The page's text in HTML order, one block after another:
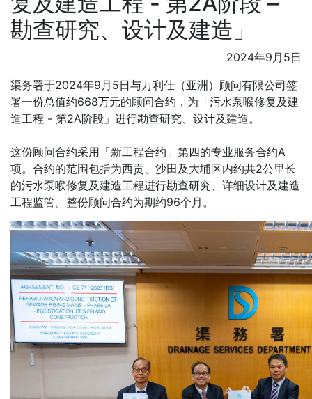
勘查研究、设计及建造」
2024年9月5日
渠务署于2024年9月5日与万利仕（亚洲）顾问有限公司签
署一份总值约668万元的顾问合约，为「污水泵喉修复及建
造工程 - 第2A阶段」进行勘查研究、设计及建造。
这份顾问合约采用「新工程合约」第四的专业服务合约A
项。合约的范围包括为西贡、沙田及大埔区内约共2公里长
的污水泵喉修复及建造工程进行勘查研究、详细设计及建造
工程监管。整份顾问合约为期约96个月。